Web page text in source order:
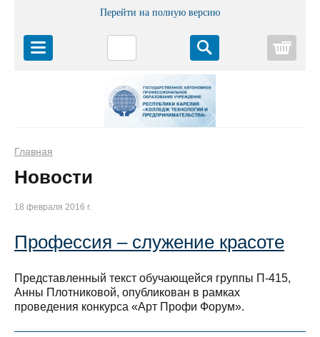
Перейти на полную версию
Главная
Новости
18 февраля 2016 г.
Профессия – служение красоте
Представленный текст обучающейся группы П-415,
Анны Плотниковой, опубликован в рамках
проведения конкурса «Арт Профи Форум».